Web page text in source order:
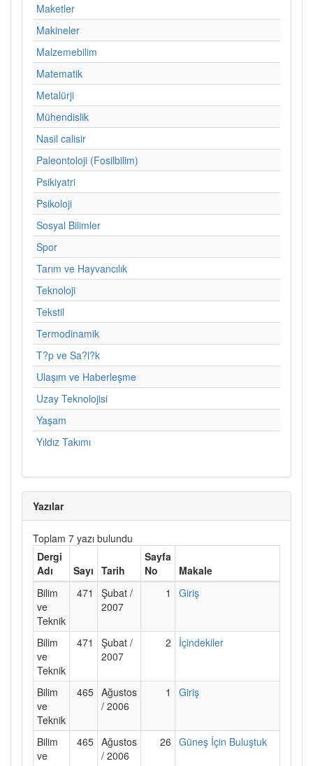
Maketler
Makineler
Malzemebilim
Matematik
Metalürji
Mühendislik
Nasil calisir
Paleontoloji (Fosilbilim)
Psikiyatri
Psikoloji
Sosyal Bilimler
Spor
Tarım ve Hayvancılık
Teknoloji
Tekstil
Termodinamik
T?p ve Sa?l?k
Ulaşım ve Haberleşme
Uzay Teknolojisi
Yaşam
Yıldız Takımı
Yazılar
Toplam 7 yazı bulundu
Dergi
Adı
Sayı Tarih
Sayfa
No
Makale
Bilim
ve
Teknik
471
Şubat /
2007
1 Giriş
Bilim
ve
Teknik
471
Şubat /
2007
2 İçindekiler
Bilim
ve
Teknik
465 Ağustos
/ 2006
1 Giriş
Bilim
ve
465 Ağustos
/ 2006
26 Güneş İçin Buluştuk